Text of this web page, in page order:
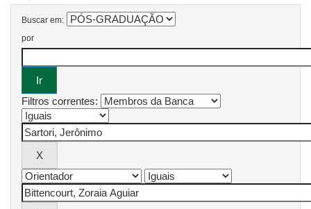
Buscar em:
por
Filtros correntes: